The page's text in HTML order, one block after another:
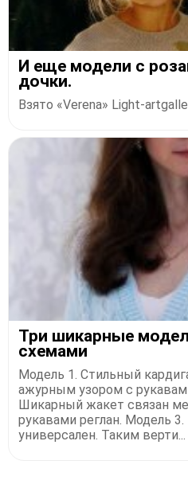
И еще модели с
дочки.
Взято «Verena» Light-
Три шикарные
схемами
Модель 1. Стильный
ажурным узором с
Шикарный жакет связан
рукавами реглан. Модель
универсален. Таким верти...